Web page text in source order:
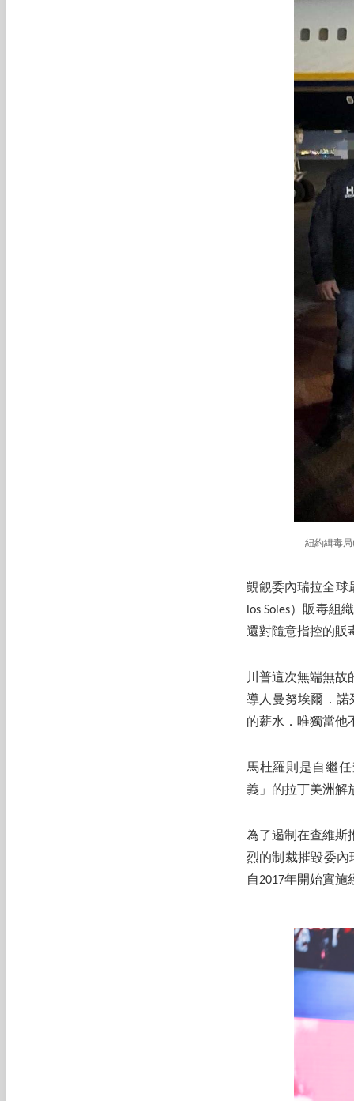
紐約緝毒局
覬覦委內瑞拉全球
los Soles）販毒
還對隨意指控的販
川普這次無端無故
導人曼努埃爾．諾
的薪水．唯獨當他
馬杜羅則是自繼
義」的拉丁美洲解
為了遏制在查維斯
烈的制裁摧毀委內
自2017年開始實